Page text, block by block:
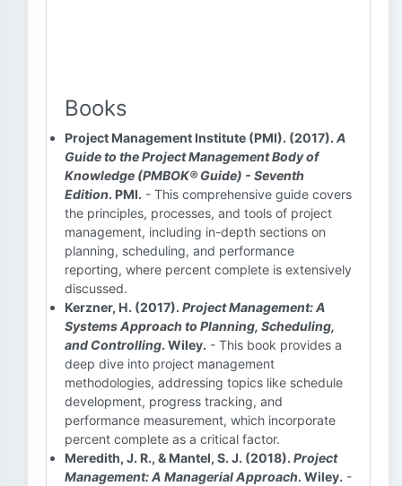
Books
Project Management Institute (PMI). (2017). A
Guide to the Project Management Body of
Knowledge (PMBOK® Guide) - Seventh
Edition. PMI. - This comprehensive guide covers
the principles, processes, and tools of project
management, including in-depth sections on
planning, scheduling, and performance
reporting, where percent complete is extensively
discussed.
Kerzner, H. (2017). Project Management: A
Systems Approach to Planning, Scheduling,
and Controlling. Wiley. - This book provides a
deep dive into project management
methodologies, addressing topics like schedule
development, progress tracking, and
performance measurement, which incorporate
percent complete as a critical factor.
Meredith, J. R., & Mantel, S. J. (2018). Project
Management: A Managerial Approach. Wiley. -